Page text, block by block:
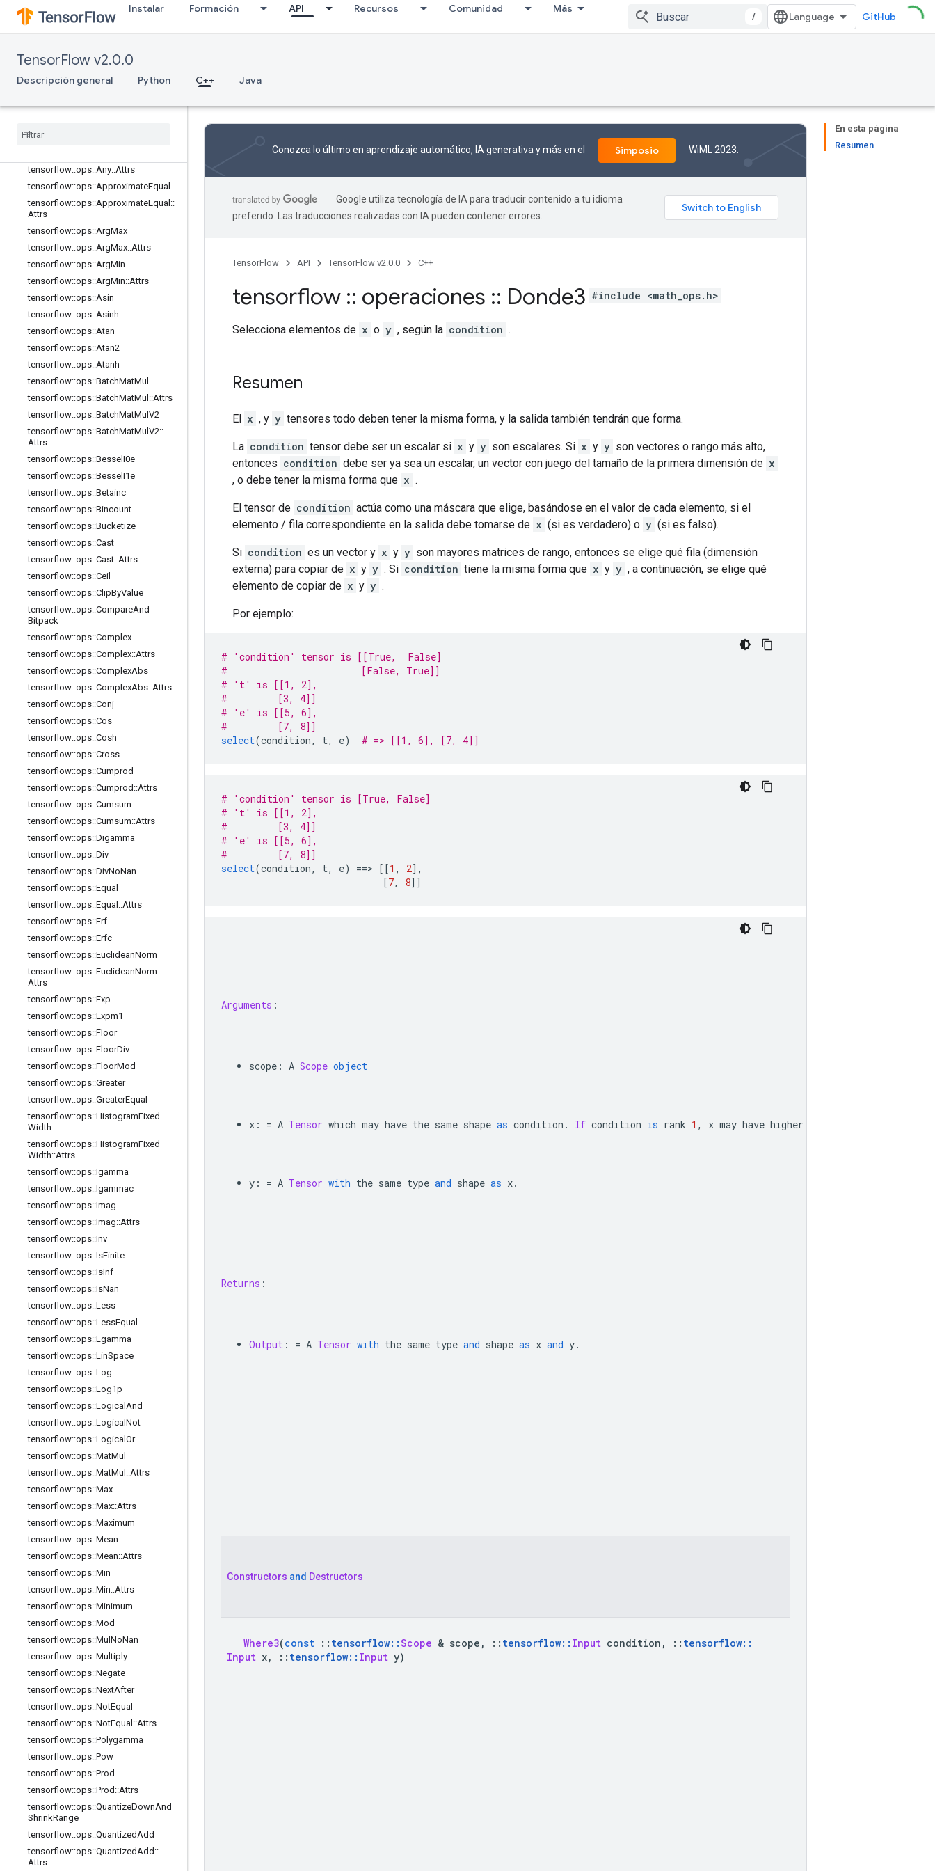
Instalar Formación API Recursos Comunidad Más
/ GitHub
TensorFlow v2.0.0
Descripción general Python C++ Java
tensorflow::ops::Acosh
tensorflow::ops::Add
tensorflow::ops::AddN
tensorflow::ops::All
tensorflow
tensorflow::ops::Any::Attrs
tensorflow::ops::ApproximateEqual
tensorflow::ops::ApproximateEqual ::
Attrs
tensorflow::ops::ArgMax
tensorflow::ops::ArgMax::Attrs
tensorflow::ops::ArgMin
tensorflow::ops::ArgMin::Attrs
tensorflow::ops::Asin
tensorflow::ops::Asinh
tensorflow::ops::Atan
tensorflow::ops::Atan2
tensorflow::ops::Atanh
tensorflow::ops::BatchMatMul
tensorflow::ops::BatchMatMul ::Attrs
tensorflow::ops::BatchMatMul V2
tensorflow::ops::BatchMatMul V2::
Attrs
tensorflow::ops::Bessel I0e
tensorflow::ops::Bessel I1e
tensorflow::ops::Betainc
tensorflow::ops::Bincount
tensorflow::ops::Bucketize
tensorflow::ops::Cast
tensorflow::ops::Cast::Attrs
tensorflow::ops::Ceil
tensorflow::ops::ClipByValue
tensorflow::ops::CompareAnd
Bitpack
tensorflow::ops::Complex
tensorflow::ops::Complex::Attrs
tensorflow::ops::ComplexAbs
tensorflow::ops::ComplexAbs::Attrs
tensorflow::ops::Conj
tensorflow::ops::Cos
tensorflow::ops::Cosh
tensorflow::ops::Cross
tensorflow::ops::Cumprod
tensorflow::ops::Cumprod ::Attrs
tensorflow::ops::Cumsum
tensorflow::ops::Cumsum::Attrs
tensorflow::ops::Digamma
tensorflow::ops::Div
tensorflow::ops::DivNoNan
tensorflow::ops::Equal
tensorflow::ops::Equal ::Attrs
tensorflow::ops::Erf
tensorflow::ops::Erfc
tensorflow::ops::EuclideanNorm
tensorflow::ops::EuclideanNorm::
Attrs
tensorflow::ops::Exp
tensorflow::ops::Expm1
tensorflow::ops::Floor
tensorflow::ops::FloorDiv
tensorflow::ops::FloorMod
tensorflow::ops::Greater
tensorflow::ops::GreaterEqual
tensorflow::ops::HistogramFixed
Width
tensorflow::ops::HistogramFixed
Width::Attrs
tensorflow::ops::Igamma
tensorflow::ops::Igammac
tensorflow::ops::Imag
tensorflow::ops::Imag::Attrs
tensorflow::ops::Inv
tensorflow::ops::IsFinite
tensorflow::ops::IsInf
tensorflow::ops::IsNan
tensorflow::ops::Less
tensorflow::ops::LessEqual
tensorflow::ops::Lgamma
tensorflow::ops::LinSpace
tensorflow::ops::Log
tensorflow::ops::Log1p
tensorflow::ops::Logical And
tensorflow::ops::Logical Not
tensorflow::ops::Logical Or
tensorflow::ops::MatMul
tensorflow::ops::MatMul ::Attrs
tensorflow::ops::Max
tensorflow::ops::Max::Attrs
tensorflow::ops::Maximum
tensorflow::ops::Mean
tensorflow::ops::Mean::Attrs
tensorflow::ops::Min
tensorflow::ops::Min::Attrs
tensorflow::ops::Minimum
tensorflow::ops::Mod
tensorflow::ops::Mul NoNan
tensorflow::ops::Multiply
tensorflow::ops::Negate
tensorflow::ops::NextAfter
tensorflow::ops::NotEqual
tensorflow::ops::NotEqual ::Attrs
tensorflow::ops::Polygamma
tensorflow::ops::Pow
tensorflow::ops::Prod
tensorflow::ops::Prod ::Attrs
tensorflow::ops::QuantizeDownAnd
ShrinkRange
tensorflow::ops::QuantizedAdd
tensorflow::ops::QuantizedAdd ::
Attrs
En esta página
Resumen
Conozca lo último en aprendizaje automático, IA generativa y más en el Simposio WiML 2023.
Google utiliza tecnología de IA para traducir contenido a tu idioma
preferido. Las traducciones realizadas con IA pueden contener errores.
TensorFlow API TensorFlow v2.0.0 C++
tensorflow :: operaciones :: Donde3 #include <math_ops.h>
Selecciona elementos de x o y , según la condition .
Resumen
El x , y y tensores todo deben tener la misma forma, y la salida también tendrán que forma.
La condition tensor debe ser un escalar si x y y son escalares. Si x y y son vectores o rango más alto,
entonces condition debe ser ya sea un escalar, un vector con juego del tamaño de la primera dimensión de x
, o debe tener la misma forma que x .
El tensor de condition actúa como una máscara que elige, basándose en el valor de cada elemento, si el
elemento / fila correspondiente en la salida debe tomarse de x (si es verdadero) o y (si es falso).
Si condition es un vector y x y y son mayores matrices de rango, entonces se elige qué fila (dimensión
externa) para copiar de x y y . Si condition tiene la misma forma que x y y , a continuación, se elige qué
elemento de copiar de x y y .
Por ejemplo:
# 'condition' tensor is [[True,  False]
#                        [False, True]]
# 't' is [[1, 2],
#         [3, 4]]
# 'e' is [[5, 6],
#         [7, 8]]
select(condition, t, e) # => [[1, 6], [7, 4]]
# 'condition' tensor is [True, False]
# 't' is [[1, 2],
#         [3, 4]]
# 'e' is [[5, 6],
#         [7, 8]]
select(condition, t, e) ==> [[1 , 2],
[7, 8]]
Arguments :
scope : A Scope object
x : = A Tensor which may have the same shape as condition . If condition is rank 1 , x may have higher rank
y : = A Tensor with the same type and shape as x.
Returns :
Output : = A Tensor with the same type and shape as x and y.
Constructors and Destructors
Where3(const :: tensorflow::Scope & scope , :: tensorflow:: Input condition , :: tensorflow::
Input x, :: tensorflow:: Input y)